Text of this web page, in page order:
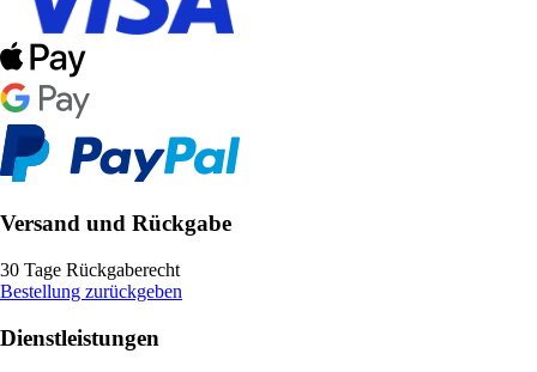
Versand und Rückgabe
30 Tage Rückgaberecht
Bestellung zurückgeben
Dienstleistungen